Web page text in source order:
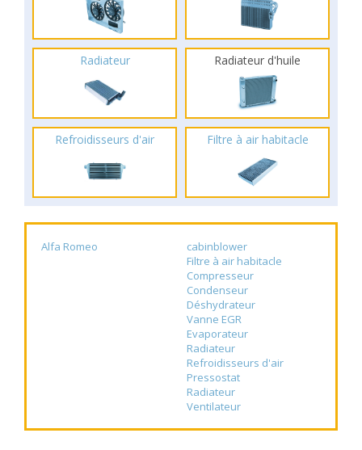
Radiateur Radiateur d'huile
Refroidisseurs d'air Filtre à air habitacle
Alfa Romeo
cabinblower
Filtre à air habitacle
Compresseur
Condenseur
Déshydrateur
Vanne EGR
Evaporateur
Radiateur
Refroidisseurs d'air
Pressostat
Radiateur
Ventilateur